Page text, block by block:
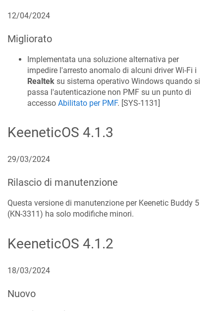
12/04/2024
Migliorato
Implementata una soluzione alternativa per
impedire l'arresto anomalo di alcuni driver Wi-Fi i
Realtek su sistema operativo Windows quando si
passa l'autenticazione non PMF su un punto di
accesso Abilitato per PMF. [SYS-1131]
KeeneticOS 4.1.3
29/03/2024
Rilascio di manutenzione
Questa versione di manutenzione per Keenetic Buddy 5
(KN-3311) ha solo modifiche minori.
KeeneticOS 4.1.2
18/03/2024
Nuovo